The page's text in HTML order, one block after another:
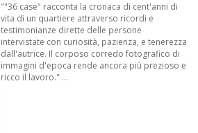
""36 case" racconta la cronaca di cent'anni di
vita di un quartiere attraverso ricordi e
testimonianze dirette delle persone
intervistate con curiosità, pazienza, e tenerezza
dall'autrice. Il corposo corredo fotografico di
immagini d'epoca rende ancora più prezioso e
ricco il lavoro." ...